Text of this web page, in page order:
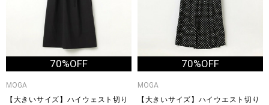
70%OFF
MOGA
【大きいサイズ】ハイウェスト切り
70%OFF
MOGA
【大きいサイズ】ハイウエスト切り